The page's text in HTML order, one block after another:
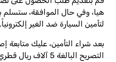
هيا، وفي حال الموافقة، ستسلم
لتأمين السيارة ضد الغير إلكترونياً.
بعد شراء التأمين، عليك متابعة
التصريح البالغة 5